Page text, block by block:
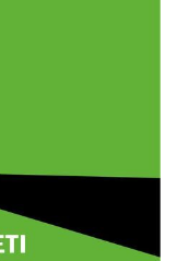
став асом
сіл: МБФ
підбив
у Сумській